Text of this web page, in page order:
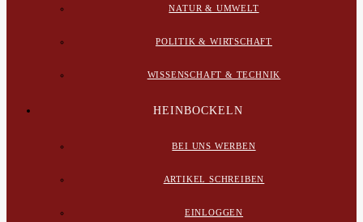
NATUR & UMWELT
POLITIK & WIRTSCHAFT
WISSENSCHAFT & TECHNIK
HEINBOCKELN
BEI UNS WERBEN
ARTIKEL SCHREIBEN
EINLOGGEN